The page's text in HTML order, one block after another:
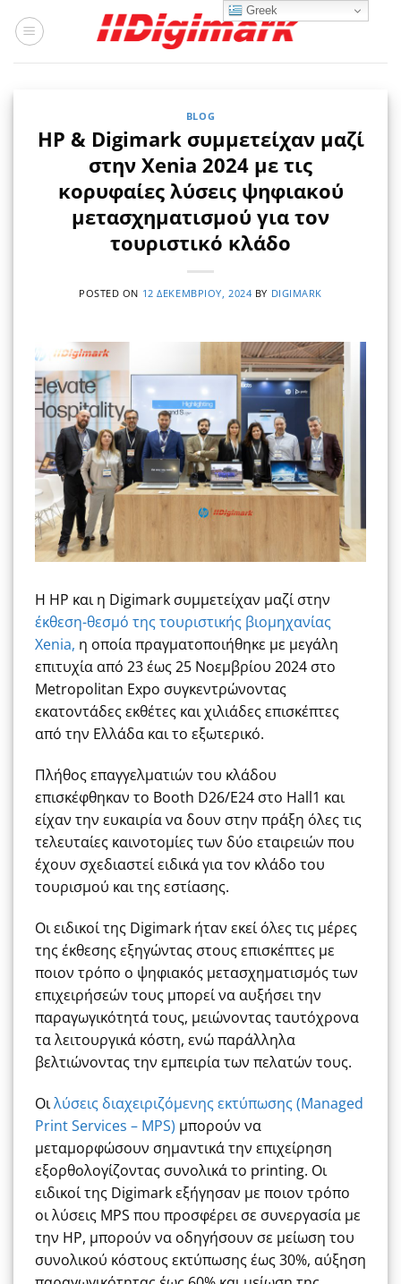
στο
BLOG
HP & Digimark συμμετείχαν μαζί
στην Xenia 2024 με τις
κορυφαίες λύσεις ψηφιακού
μετασχηματισμού για τον
τουριστικό κλάδο
POSTED ON 12 ΔΕΚΕΜΒΡΊΟΥ, 2024 BY DIGIMARK
H HP και η Digimark συμμετείχαν μαζί στην
έκθεση-θεσμό της τουριστικής βιομηχανίας
Xenia, η οποία πραγματοποιήθηκε με μεγάλη
επιτυχία από 23 έως 25 Νοεμβρίου 2024 στο
Metropolitan Expo συγκεντρώνοντας
εκατοντάδες εκθέτες και χιλιάδες επισκέπτες
από την Ελλάδα και το εξωτερικό.
Πλήθος επαγγελματιών του κλάδου
επισκέφθηκαν το Booth D26/E24 στο Hall1 και
είχαν την ευκαιρία να δουν στην πράξη όλες τις
τελευταίες καινοτομίες των δύο εταιρειών που
έχουν σχεδιαστεί ειδικά για τον κλάδο του
τουρισμού και της εστίασης.
Οι ειδικοί της Digimark ήταν εκεί όλες τις μέρες
της έκθεσης εξηγώντας στους επισκέπτες με
ποιον τρόπο ο ψηφιακός μετασχηματισμός των
επιχειρήσεών τους μπορεί να αυξήσει την
παραγωγικότητά τους, μειώνοντας ταυτόχρονα
τα λειτουργικά κόστη, ενώ παράλληλα
βελτιώνοντας την εμπειρία των πελατών τους.
Οιλύσεις διαχειριζόμενης εκτύπωσης (Managed
Print Services – MPS) μπορούν να
μεταμορφώσουν σημαντικά την επιχείρηση
εξορθολογίζοντας συνολικά το printing. Οι
ειδικοί της Digimark εξήγησαν με ποιον τρόπο
οι λύσεις MPS που προσφέρει σε συνεργασία με
την HP, μπορούν να οδηγήσουν σε μείωση του
συνολικού κόστους εκτύπωσης έως 30%, αύξηση
Greek